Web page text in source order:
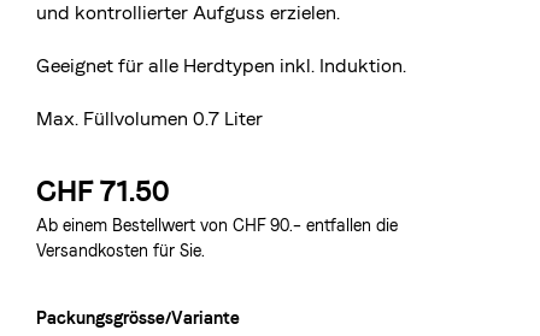
und kontrollierter Aufguss erzielen.
Geeignet für alle Herdtypen inkl. Induktion.
Max. Füllvolumen 0.7 Liter
CHF 71.50
Ab einem Bestellwert von CHF 90.– entfallen die
Versandkosten für Sie.
Packungsgrösse/Variante